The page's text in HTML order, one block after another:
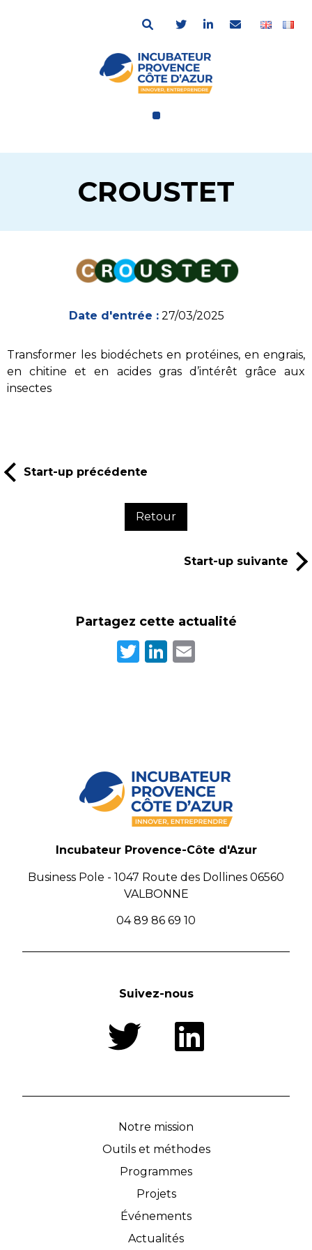
CROUSTET
Date d'entrée : 27/03/2025
Transformer les biodéchets en protéines, en engrais,
en chitine et en acides gras d’intérêt grâce aux
insectes
Start-up précédente
Retour
Start-up suivante
Partagez cette actualité
Twitter
LinkedIn
Incubateur Provence-Côte d'Azur
Business Pole - 1047 Route des Dollines 06560
VALBONNE
04 89 86 69 10
Suivez-nous
Notre mission
Outils et méthodes
Programmes
Projets
Événements
Actualités